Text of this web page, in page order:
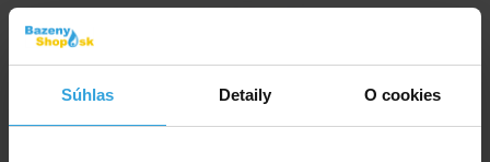
Súhlas Detaily O cookies